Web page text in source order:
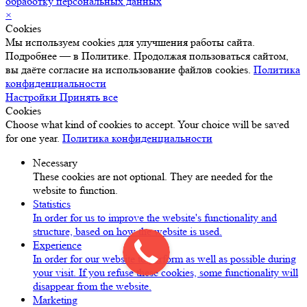
×
Cookies
Мы используем cookies для улучшения работы сайта.
Подробнее — в Политике. Продолжая пользоваться сайтом,
вы даёте согласие на использование файлов cookies. Политика
конфиденциальности
Настройки Принять все
Cookies
Choose what kind of cookies to accept. Your choice will be saved
for one year. Политика конфиденциальности
Necessary
These cookies are not optional. They are needed for the
website to function.
Statistics
In order for us to improve the website's functionality and
structure, based on how the website is used.
Experience
In order for our website to perform as well as possible during
your visit. If you refuse these cookies, some functionality will
disappear from the website.
Marketing